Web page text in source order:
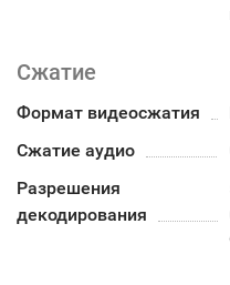
Сжатие
Формат видеосжатия
Сжатие аудио
Разрешения
декодирования